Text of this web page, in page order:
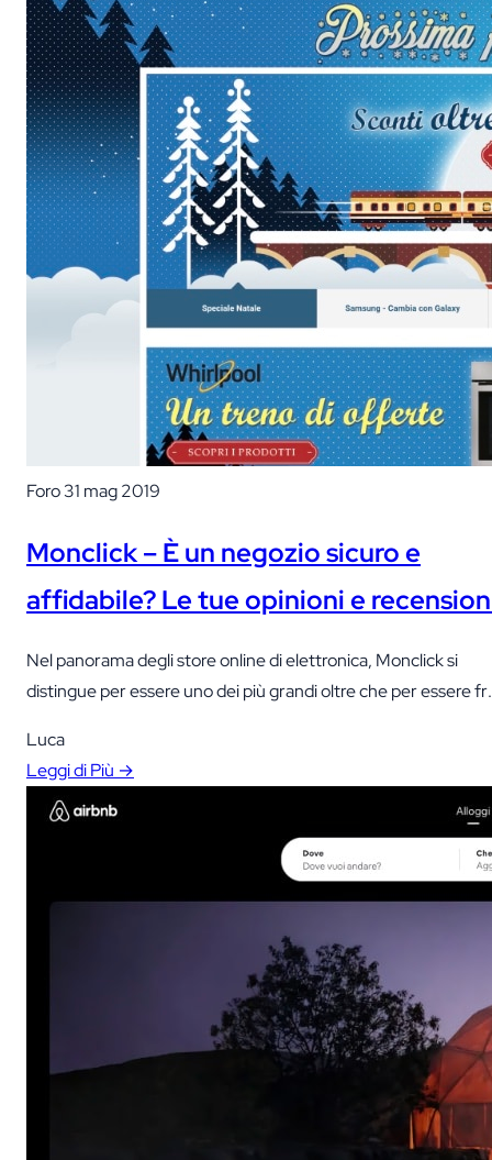
Foro31 mag 2019
Monclick – È un negozio sicuro e
affidabile? Le tue opinioni e
Nel panorama degli store online di elettronica, Monclick si
distingue per essere uno dei più grandi oltre che per essere
è infatti uno dei principali store online di elettrodomestici e
prodotti hi tech, per il mercato Italiano. Oltre che in Italia,
dove…
Luca
Leggi di Più →